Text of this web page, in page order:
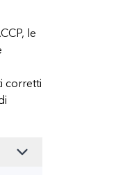
le
corretti